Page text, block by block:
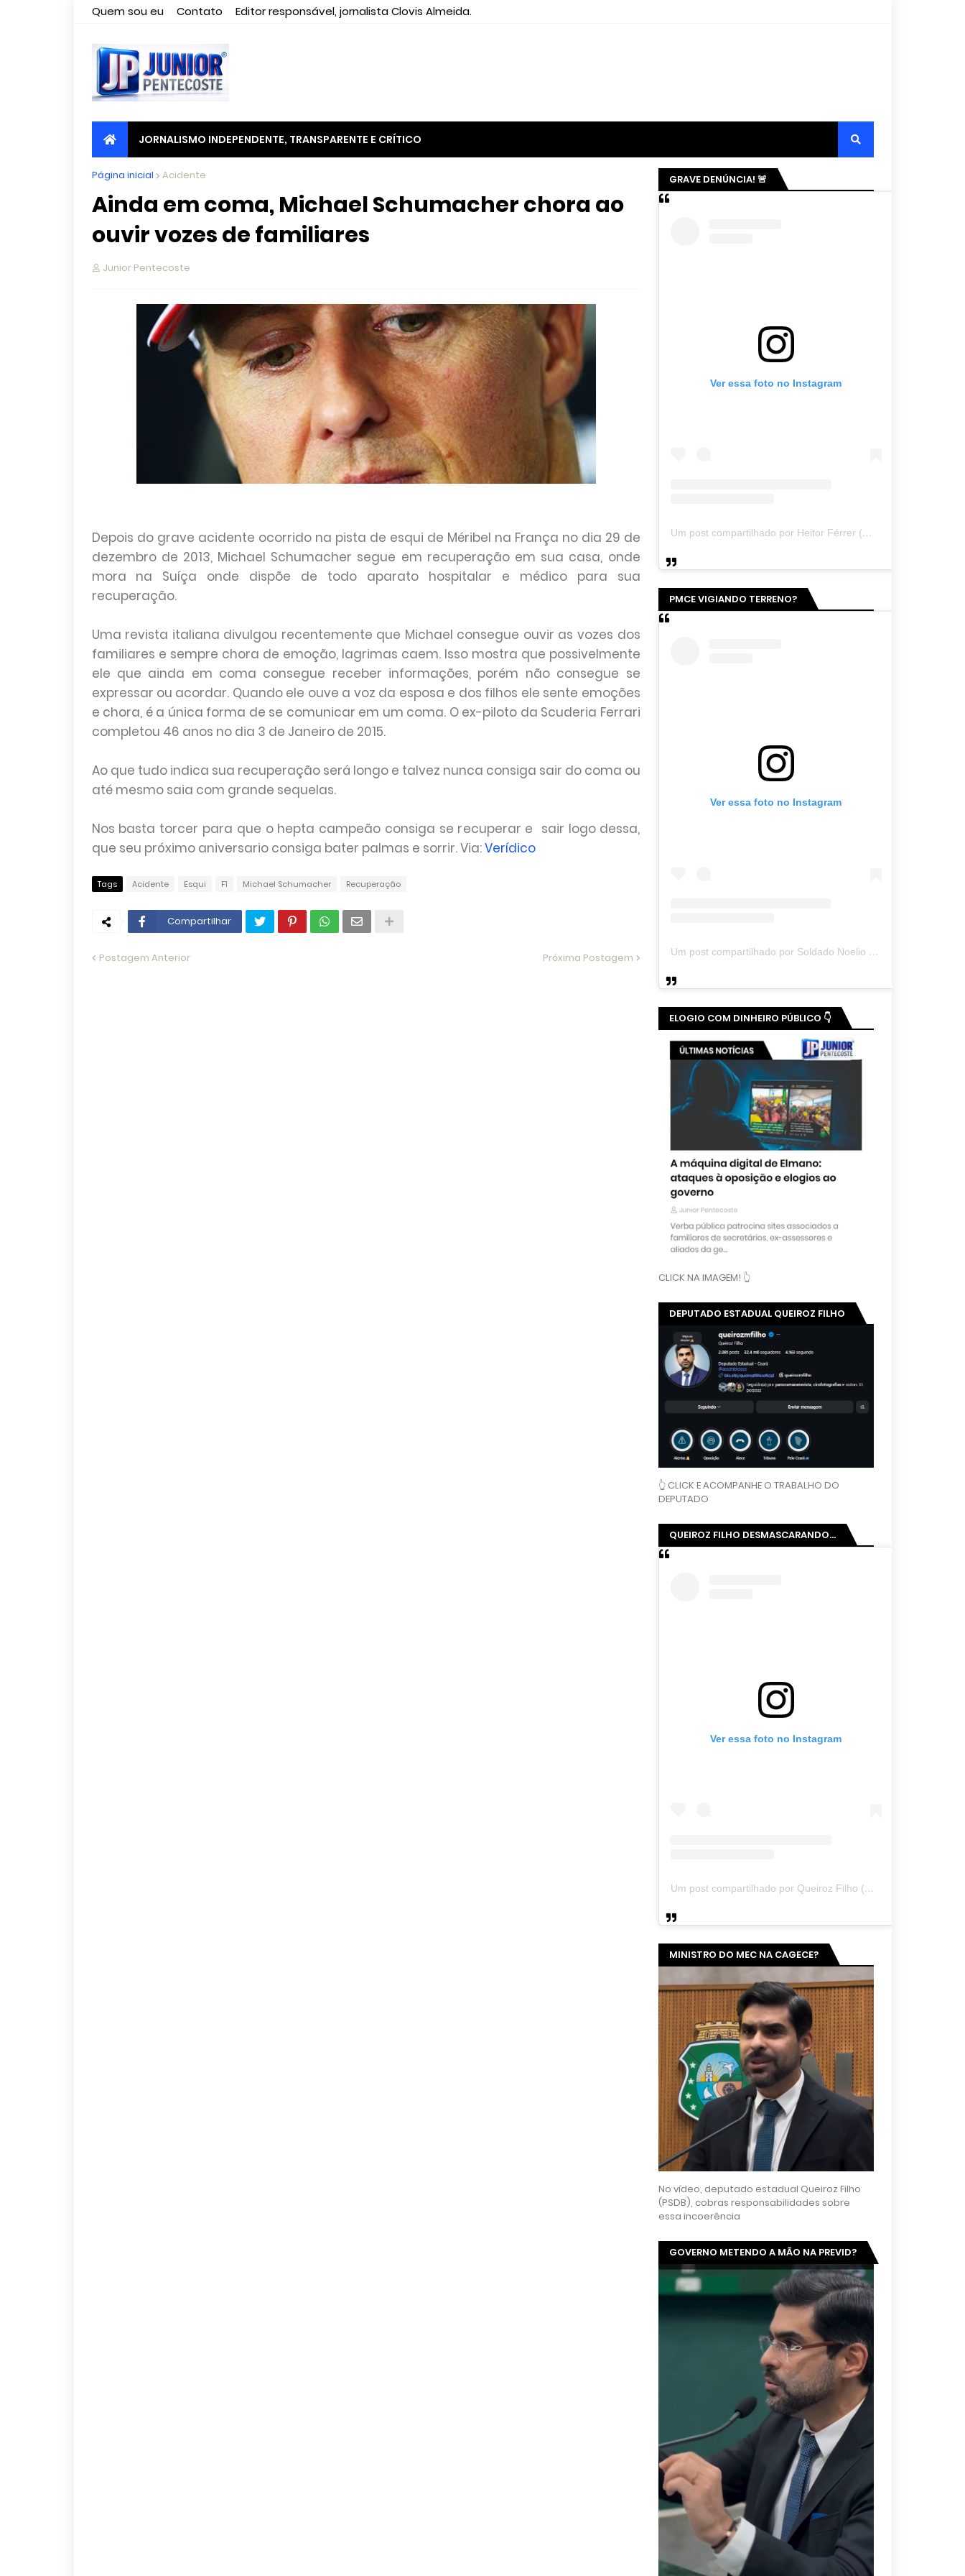
Quem sou eu Contato Editor responsável, jornalista Clovis Almeida.
JORNALISMO INDEPENDENTE, TRANSPARENTE E CRÍTICO
Página inicial Acidente
Ainda em coma, Michael Schumacher chora ao
ouvir vozes de familiares
Junior Pentecoste
Depois do grave acidente ocorrido na pista de esqui de Méribel na França no dia 29 de
dezembro de 2013, Michael Schumacher segue em recuperação em sua casa, onde
mora na Suíça onde dispõe de todo aparato hospitalar e médico para sua
recuperação.
Uma revista italiana divulgou recentemente que Michael consegue ouvir as vozes dos
familiares e sempre chora de emoção, lagrimas caem. Isso mostra que possivelmente
ele que ainda em coma consegue receber informações, porém não consegue se
expressar ou acordar. Quando ele ouve a voz da esposa e dos filhos ele sente emoções
e chora, é a única forma de se comunicar em um coma. O ex-piloto da Scuderia Ferrari
completou 46 anos no dia 3 de Janeiro de 2015.
Ao que tudo indica sua recuperação será longo e talvez nunca consiga sair do coma ou
até mesmo saia com grande sequelas.
Nos basta torcer para que o hepta campeão consiga se recuperar e sair logo dessa,
que seu próximo aniversario consiga bater palmas e sorrir. Via:Verídico
Tags Acidente Esqui F1 Michael Schumacher Recuperação
Compartilhar
Postagem Anterior Próxima Postagem
GRAVE DENÚNCIA! 🚨
Ver essa foto no Instagram
Um post compartilhado por Heitor Férrer (@heitor_ferrer77)
PMCE VIGIANDO TERRENO?
Ver essa foto no Instagram
Um post compartilhado por Soldado Noelio (@soldadonoelio)
ELOGIO COM DINHEIRO PÚBLICO 👇
CLICK NA IMAGEM! 👆
DEPUTADO ESTADUAL QUEIROZ FILHO
👆 CLICK E ACOMPANHE O TRABALHO DO
DEPUTADO
QUEIROZ FILHO DESMASCARANDO...
Ver essa foto no Instagram
Um post compartilhado por Queiroz Filho (@queirozmfilho)
MINISTRO DO MEC NA CAGECE?
No vídeo, deputado estadual Queiroz Filho
(PSDB), cobras responsabilidades sobre
essa incoerência
GOVERNO METENDO A MÃO NA PREVID?